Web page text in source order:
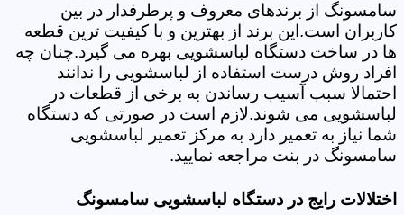
سامسونگ از برندهای معروف و پرطرفدار در بین
کاربران است.این برند از بهترین و با کیفیت ترین قطعه
ها در ساخت دستگاه لباسشویی بهره می گیرد.چنان چه
افراد روش درست استفاده از لباسشویی را ندانند
احتمالا سبب آسیب رساندن به برخی از قطعات در
لباسشویی می شوند.لازم است در صورتی که دستگاه
شما نیاز به تعمیر دارد به مرکز تعمیر لباسشویی
سامسونگ در بنت مراجعه نمایید.
اختلالات رایج در دستگاه لباسشویی سامسونگ